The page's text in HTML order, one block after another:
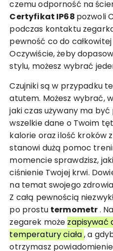
czemu odporność na
Certyfikat IP68 pozwoli
podczas kontaktu
pewność co do całkowitej
Oczywiście, żeby
stylu, możesz wybrać
Czujniki są w przypadku
atutem. Możesz wybrać,
jaki czas używany ma
wszelkie dane o Twoim
kalorie oraz ilość kroków
stanowi dużą pomoc
momencie sprawdzisz,
ciśnienie Twojej krwi.
na temat swojego
Z całą pewnością
po prostu termometr.
zegarek może zapisywać
temperatury ciała, a
otrzymasz